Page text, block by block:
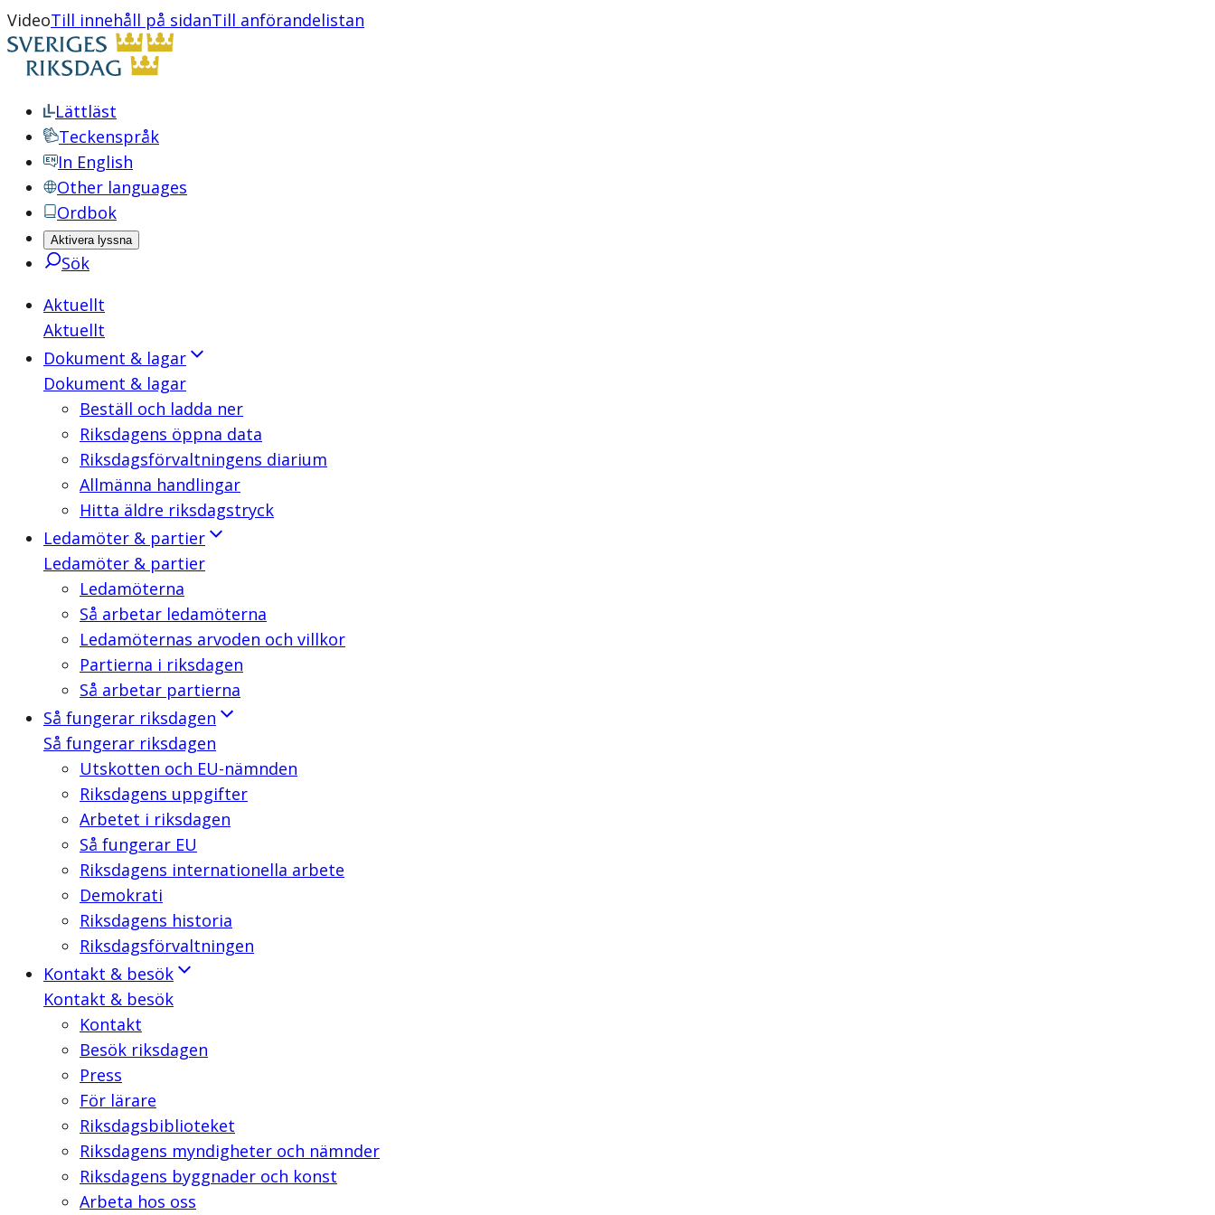
VideoTill innehåll på sidanTill anförandelistan
Lättläst
Teckenspråk
In English
Other languages
Ordbok
Aktivera lyssna
Sök
Aktuellt
Aktuellt
Dokument & lagar
Dokument & lagar
Beställ och ladda ner
Riksdagens öppna data
Riksdagsförvaltningens diarium
Allmänna handlingar
Hitta äldre riksdagstryck
Ledamöter & partier
Ledamöter & partier
Ledamöterna
Så arbetar ledamöterna
Ledamöternas arvoden och villkor
Partierna i riksdagen
Så arbetar partierna
Så fungerar riksdagen
Så fungerar riksdagen
Utskotten och EU-nämnden
Riksdagens uppgifter
Arbetet i riksdagen
Så fungerar EU
Riksdagens internationella arbete
Demokrati
Riksdagens historia
Riksdagsförvaltningen
Kontakt & besök
Kontakt & besök
Kontakt
Besök riksdagen
Press
För lärare
Riksdagsbiblioteket
Riksdagens myndigheter och nämnder
Riksdagens byggnader och konst
Arbeta hos oss